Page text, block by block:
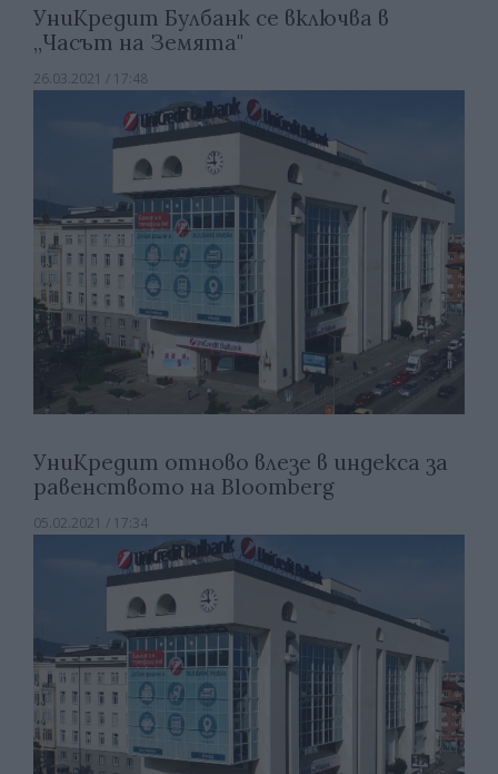
УниКредит Булбанк се включва в
„Часът на Земята"
26.03.2021 / 17:48
УниКредит отново влезе в индекса за
равенството на Bloomberg
05.02.2021 / 17:34